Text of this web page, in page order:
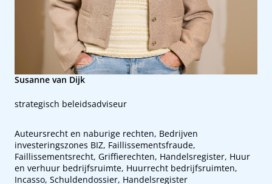
strategisch beleidsadviseur
Susanne van Dijk
Auteursrecht en naburige rechten, Bedrijven
investeringszones BIZ, Faillissementsfraude,
Faillissementsrecht, Griffierechten, Handelsregister, Huur
en verhuur bedrijfsruimte, Huurrecht bedrijfsruimten,
Incasso, Schuldendossier, Handelsregister